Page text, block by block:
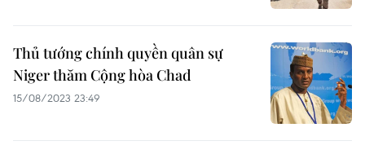
Thủ tướng chính quyền quân sự
Niger thăm Cộng hòa Chad
15/08/2023 23:49